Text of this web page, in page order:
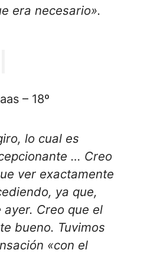
era necesario».
– 18º
lo cual es
… Creo
ver exactamente
ya que,
ayer. Creo que el
bueno. Tuvimos
«con el